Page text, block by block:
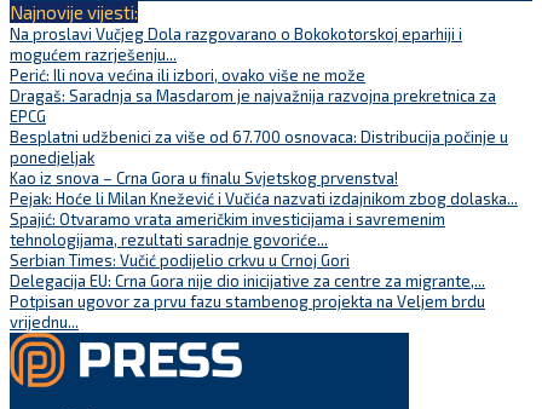
Najnovije vijesti:
Na proslavi Vučjeg Dola razgovarano o Bokokotorskoj eparhiji i
mogućem razrješenju...
Perić: Ili nova većina ili izbori, ovako više ne može
Dragaš: Saradnja sa Masdarom je najvažnija razvojna prekretnica za
EPCG
Besplatni udžbenici za više od 67.700 osnovaca: Distribucija počinje u
ponedjeljak
Kao iz snova – Crna Gora u finalu Svjetskog prvenstva!
Pejak: Hoće li Milan Knežević i Vučića nazvati izdajnikom zbog dolaska...
Spajić: Otvaramo vrata američkim investicijama i savremenim
tehnologijama, rezultati saradnje govoriće...
Serbian Times: Vučić podijelio crkvu u Crnoj Gori
Delegacija EU: Crna Gora nije dio inicijative za centre za migrante,...
Potpisan ugovor za prvu fazu stambenog projekta na Veljem brdu
vrijednu...